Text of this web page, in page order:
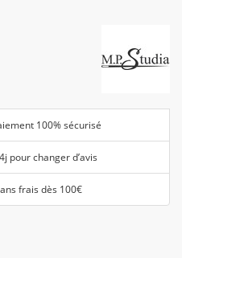
100% sécurisé
pour changer d’avis
frais dès 100€